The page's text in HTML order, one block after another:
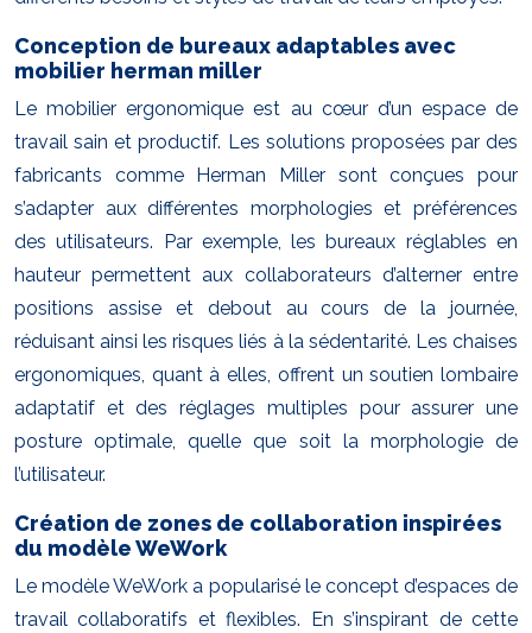
Conception de bureaux adaptables avec
mobilier herman miller
Le mobilier ergonomique est au cœur d’un espace de
travail sain et productif. Les solutions proposées par des
fabricants comme Herman Miller sont conçues pour
s’adapter aux différentes morphologies et préférences
des utilisateurs. Par exemple, les bureaux réglables en
hauteur permettent aux collaborateurs d’alterner entre
positions assise et debout au cours de la journée,
réduisant ainsi les risques liés à la sédentarité. Les chaises
ergonomiques, quant à elles, offrent un soutien lombaire
adaptatif et des réglages multiples pour assurer une
posture optimale, quelle que soit la morphologie de
l’utilisateur.
Création de zones de collaboration inspirées
du modèle WeWork
Le modèle WeWork a popularisé le concept d’espaces de
travail collaboratifs et flexibles. En s’inspirant de cette